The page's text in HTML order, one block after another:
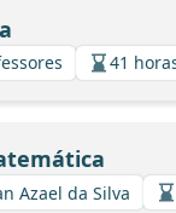
41
Azael da Silva